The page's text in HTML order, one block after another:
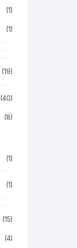
(1)
(1)
(19)
(40)
(8)
(1)
(1)
(15)
(4)